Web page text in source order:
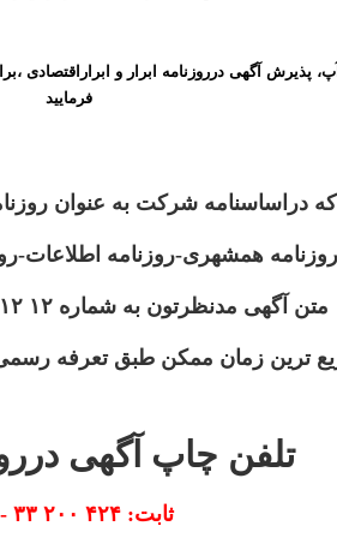
پذیرش آگهی درروزنامه ابرار و ابراراقتصادی
فرمایید
روزنامه همشهری-روزنامه اطلاعات-
ترین زمان ممکن طبق تعرفه
تلفن چاپ آگهی
ثابت: ۴۲۴ ۲۰۰ ۳۳ -۰۲۱